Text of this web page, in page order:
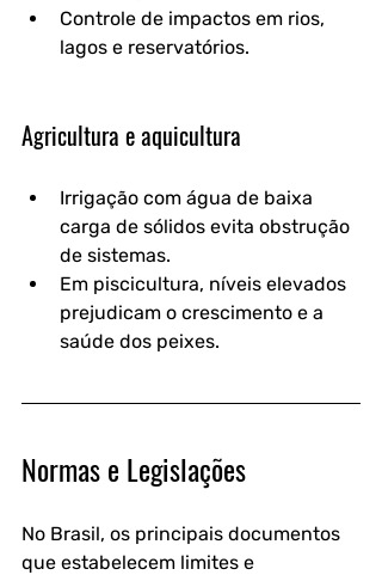
Controle de impactos em rios,
lagos e reservatórios.
Agricultura e aquicultura
Irrigação com água de baixa
carga de sólidos evita obstrução
de sistemas.
Em piscicultura, níveis elevados
prejudicam o crescimento e a
saúde dos peixes.
Normas e Legislações
No Brasil, os principais documentos
que estabelecem limites e